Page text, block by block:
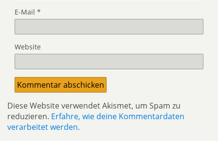
E-Mail *
Website
Diese Website verwendet Akismet, um Spam zu
reduzieren. Erfahre, wie deine Kommentardaten
verarbeitet werden.